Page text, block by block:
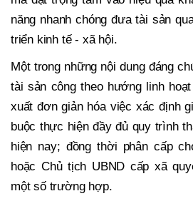
năng nhanh chóng đưa tài sản
triển kinh tế - xã hội.
Một trong những nội dung đáng
tài sản công theo hướng linh
xuất đơn giản hóa việc xác định
buộc thực hiện đầy đủ quy trình
hiện nay; đồng thời phân cấp
hoặc Chủ tịch UBND cấp xã
một số trường hợp.